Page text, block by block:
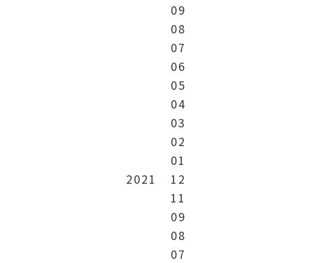
09
08
07
06
05
04
03
02
01
2021
12
11
09
08
07